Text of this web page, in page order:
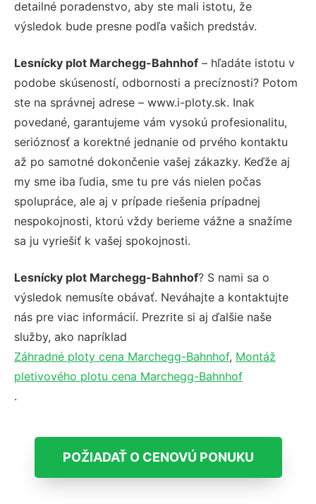
detailné poradenstvo, aby ste mali istotu, že
výsledok bude presne podľa vašich predstáv.
Lesnícky plot Marchegg-Bahnhof – hľadáte istotu v
podobe skúseností, odbornosti a precíznosti? Potom
ste na správnej adrese – www.i-ploty.sk. Inak
povedané, garantujeme vám vysokú profesionalitu,
serióznosť a korektné jednanie od prvého kontaktu
až po samotné dokončenie vašej zákazky. Keďže aj
my sme iba ľudia, sme tu pre vás nielen počas
spolupráce, ale aj v prípade riešenia prípadnej
nespokojnosti, ktorú vždy berieme vážne a snažíme
sa ju vyriešiť k vašej spokojnosti.
Lesnícky plot Marchegg-Bahnhof? S nami sa o
výsledok nemusíte obávať. Neváhajte a kontaktujte
nás pre viac informácií. Prezrite si aj ďalšie naše
služby, ako napríklad
Záhradné ploty cena Marchegg-Bahnhof, Montáž
pletivového plotu cena Marchegg-Bahnhof
.
POŽIADAŤ O CENOVÚ PONUKU